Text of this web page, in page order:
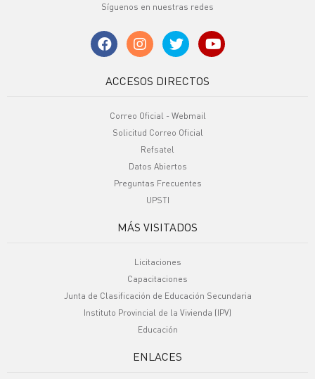
Síguenos en nuestras redes
ACCESOS DIRECTOS
Correo Oficial - Webmail
Solicitud Correo Oficial
Refsatel
Datos Abiertos
Preguntas Frecuentes
UPSTI
MÁS VISITADOS
Licitaciones
Capacitaciones
Junta de Clasificación de Educación Secundaria
Instituto Provincial de la Vivienda (IPV)
Educación
ENLACES